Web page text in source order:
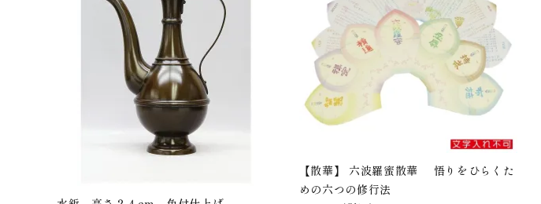
【散華】 六波羅蜜散華 悟りをひらくた
めの六つの修行法